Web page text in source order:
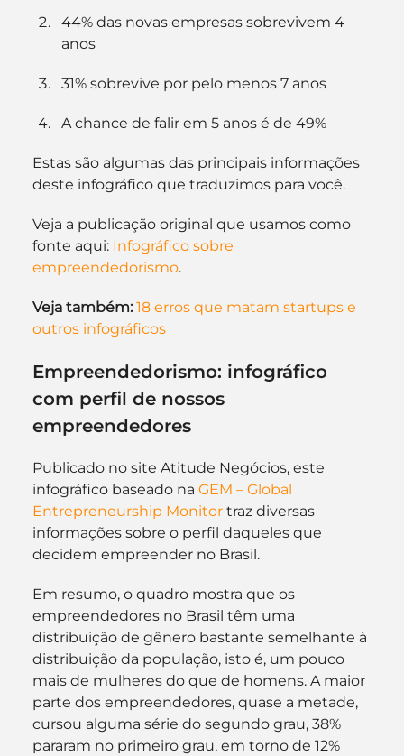
44% das novas empresas sobrevivem 4
anos
31% sobrevive por pelo menos 7 anos
A chance de falir em 5 anos é de 49%
Estas são algumas das principais informações
deste infográfico que traduzimos para você.
Veja a publicação original que usamos como
fonte aqui: Infográfico sobre
empreendedorismo.
Veja também: 18 erros que matam startups e
outros infográficos
Empreendedorismo: infográfico
com perfil de nossos
empreendedores
Publicado no site Atitude Negócios, este
infográfico baseado na GEM – Global
Entrepreneurship Monitor traz diversas
informações sobre o perfil daqueles que
decidem empreender no Brasil.
Em resumo, o quadro mostra que os
empreendedores no Brasil têm uma
distribuição de gênero bastante semelhante à
distribuição da população, isto é, um pouco
mais de mulheres do que de homens. A maior
parte dos empreendedores, quase a metade,
cursou alguma série do segundo grau, 38%
pararam no primeiro grau, em torno de 12%